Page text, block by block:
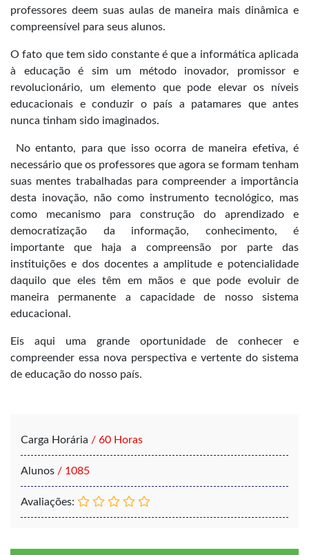
professores deem suas aulas de maneira mais dinâmica e
compreensível para seus alunos.
O fato que tem sido constante é que a informática aplicada
à educação é sim um método inovador, promissor e
revolucionário, um elemento que pode elevar os níveis
educacionais e conduzir o país a patamares que antes
nunca tinham sido imaginados.
No entanto, para que isso ocorra de maneira efetiva, é
necessário que os professores que agora se formam tenham
suas mentes trabalhadas para compreender a importância
desta inovação, não como instrumento tecnológico, mas
como mecanismo para construção do aprendizado e
democratização da informação, conhecimento, é
importante que haja a compreensão por parte das
instituições e dos docentes a amplitude e potencialidade
daquilo que eles têm em mãos e que pode evoluir de
maneira permanente a capacidade de nosso sistema
educacional.
Eis aqui uma grande oportunidade de conhecer e
compreender essa nova perspectiva e vertente do sistema
de educação do nosso país.
Carga Horária / 60 Horas
Alunos / 1085
Avaliações: